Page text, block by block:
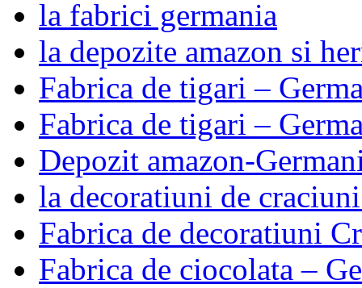
la fabrici germania
la depozite amazon si
Fabrica de tigari –
Fabrica de tigari –
Depozit amazon-
la decoratiuni de
Fabrica de decoratiuni
Fabrica de ciocolata –